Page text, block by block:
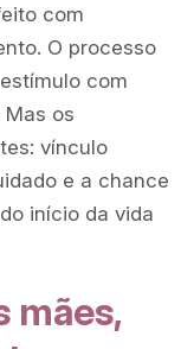
com
O processo
com
os
vínculo
e a chance
início da vida
mães,